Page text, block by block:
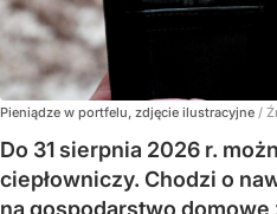
Pieniądze w portfelu, zdjęcie ilustracyjne /
Do 31 sierpnia 2026 r.
ciepłowniczy. Chodzi o